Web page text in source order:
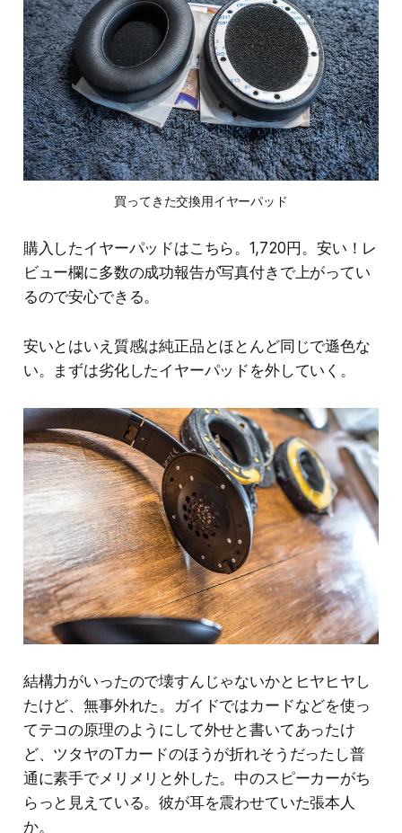
買ってきた交換用イヤーパッド
購入したイヤーパッドはこちら。1,720円。安い！レ
ビュー欄に多数の成功報告が写真付きで上がってい
るので安心できる。
安いとはいえ質感は純正品とほとんど同じで遜色な
い。まずは劣化したイヤーパッドを外していく。
結構力がいったので壊すんじゃないかとヒヤヒヤし
たけど、無事外れた。ガイドではカードなどを使っ
てテコの原理のようにして外せと書いてあったけ
ど、ツタヤのTカードのほうが折れそうだったし普
通に素手でメリメリと外した。中のスピーカーがち
らっと見えている。彼が耳を震わせていた張本人
か。